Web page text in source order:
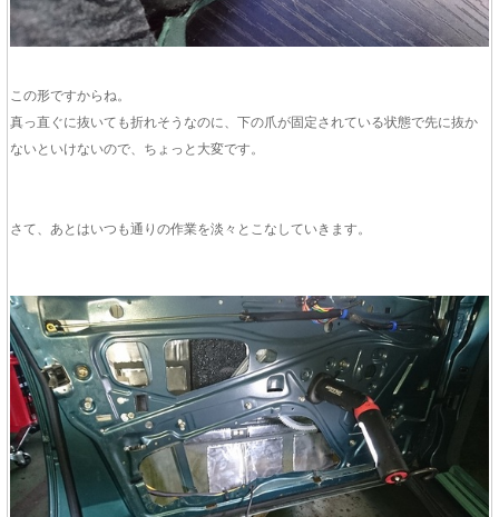
この形ですからね。
真っ直ぐに抜いても折れそうなのに、下の爪が固定されている状態で先に抜か
ないといけないので、ちょっと大変です。
さて、あとはいつも通りの作業を淡々とこなしていきます。